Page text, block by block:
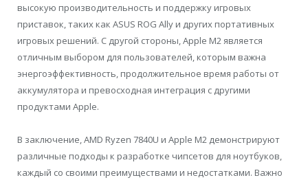
высокую производительность и поддержку игровых
приставок, таких как ASUS ROG Ally и других портативных
игровых решений. С другой стороны, Apple M2 является
отличным выбором для пользователей, которым важна
энергоэффективность, продолжительное время работы от
аккумулятора и превосходная интеграция с другими
продуктами Apple.
В заключение, AMD Ryzen 7840U и Apple M2 демонстрируют
различные подходы к разработке чипсетов для ноутбуков,
каждый со своими преимуществами и недостатками. Важно